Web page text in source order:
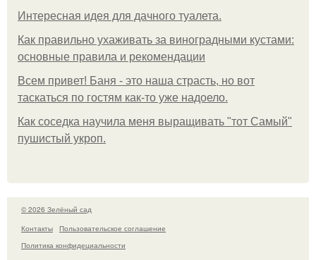
Интересная идея для дачного туалета.
Как правильно ухаживать за виноградными кустами:
основные правила и рекомендации
Всем привет! Баня - это наша страсть, но вот
таскаться по гостям как-то уже надоело.
Как соседка научила меня выращивать "тот Самый"
пушистый укроп.
© 2026 Зелёный сад
Контакты
Пользовательское соглашение
Политика конфидециальности